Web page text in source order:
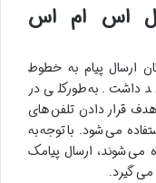
اس ام اس
ارسال پیام به خطوط
داشت. به طورکلی در
هدف قرار دادن تلفن های
می شود. با توجه به
می شوند، ارسال پیامک
می گیرد.